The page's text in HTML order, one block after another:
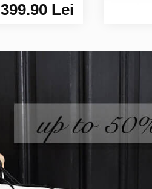
399.90 Lei